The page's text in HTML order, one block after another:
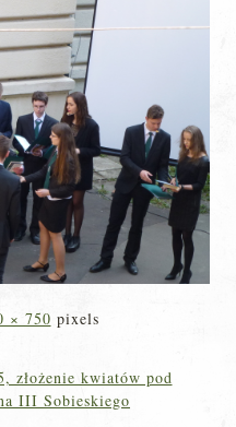
× 750 pixels
złożenie kwiatów pod
III Sobieskiego